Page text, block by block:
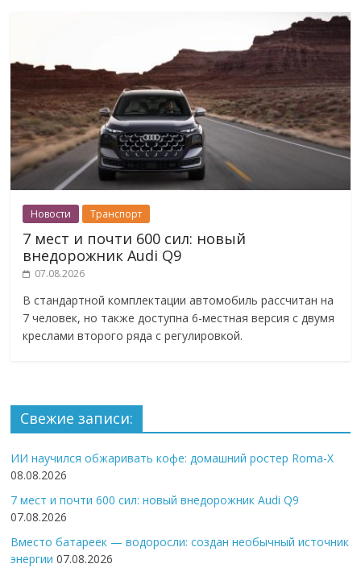
Новости Транспорт
7 мест и почти 600 сил: новый
внедорожник Audi Q9
07.08.2026
В стандартной комплектации автомобиль рассчитан на
7 человек, но также доступна 6-местная версия с двумя
креслами второго ряда с регулировкой.
Свежие записи:
ИИ научился обжаривать кофе: домашний ростер Roma-X
08.08.2026
7 мест и почти 600 сил: новый внедорожник Audi Q9
07.08.2026
Вместо батареек — водоросли: создан необычный источник
энергии 07.08.2026